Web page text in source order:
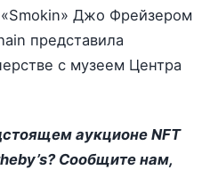
Джо Фрейзером
представила
с музеем Центра
аукционе NFT
Сообщите нам,